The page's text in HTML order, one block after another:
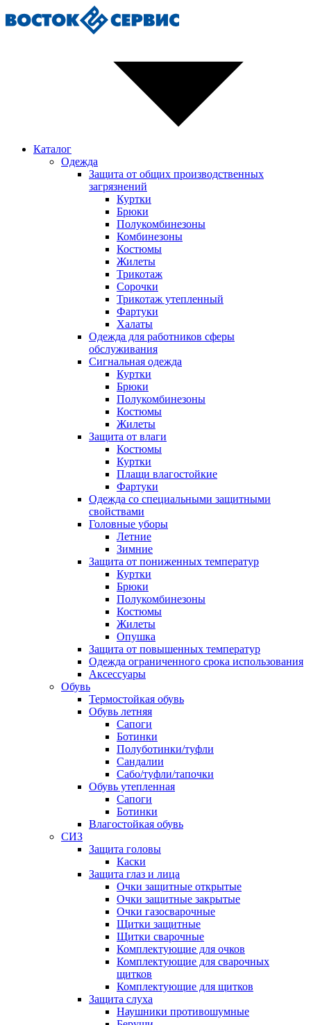
Каталог
Одежда
Защита от общих производственных
загрязнений
Куртки
Брюки
Полукомбинезоны
Комбинезоны
Костюмы
Жилеты
Трикотаж
Сорочки
Трикотаж утепленный
Фартуки
Халаты
Одежда для работников сферы
обслуживания
Сигнальная одежда
Куртки
Брюки
Полукомбинезоны
Костюмы
Жилеты
Защита от влаги
Костюмы
Куртки
Плащи влагостойкие
Фартуки
Одежда со специальными защитными
свойствами
Головные уборы
Летние
Зимние
Защита от пониженных температур
Куртки
Брюки
Полукомбинезоны
Костюмы
Жилеты
Опушка
Защита от повышенных температур
Одежда ограниченного срока использования
Аксессуары
Обувь
Термостойкая обувь
Обувь летняя
Сапоги
Ботинки
Полуботинки/туфли
Сандалии
Сабо/туфли/тапочки
Обувь утепленная
Сапоги
Ботинки
Влагостойкая обувь
СИЗ
Защита головы
Каски
Защита глаз и лица
Очки защитные открытые
Очки защитные закрытые
Очки газосварочные
Щитки защитные
Щитки сварочные
Комплектующие для очков
Комплектующие для сварочных
щитков
Комплектующие для щитков
Защита слуха
Наушники противошумные